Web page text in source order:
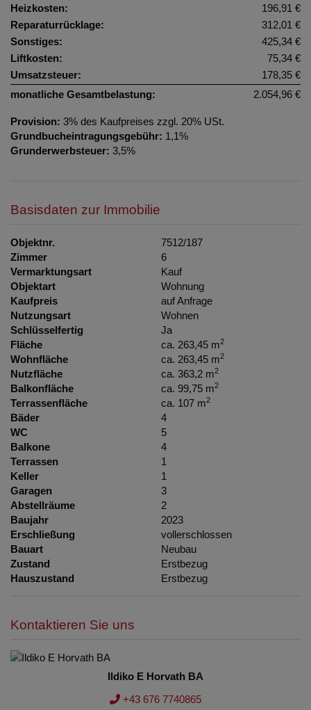
Heizkosten:
196,91 €
Reparaturrücklage:
312,01 €
Sonstiges:
425,34 €
Liftkosten:
75,34 €
Umsatzsteuer:
178,35 €
monatliche Gesamtbelastung:
2.054,96 €
Provision: 3% des Kaufpreises zzgl. 20% USt.
Grundbucheintragungsgebühr: 1,1%
Grunderwerbsteuer: 3,5%
Basisdaten zur Immobilie
Objektnr.
7512/187
Zimmer
6
Vermarktungsart
Kauf
Objektart
Wohnung
Kaufpreis
auf Anfrage
Nutzungsart
Wohnen
Schlüsselfertig
Ja
Fläche
ca. 263,45 m2
Wohnfläche ca. 263,45 m2
Nutzfläche ca. 363,2 m2
Balkonfläche ca. 99,75 m2
Terrassenfläche ca. 107 m2
Bäder
4
WC
5
Balkone
4
Terrassen
1
Keller
1
Garagen
3
Abstellräume
2
Baujahr
2023
Erschließung
vollerschlossen
Bauart
Neubau
Zustand
Erstbezug
Hauszustand
Erstbezug
Kontaktieren Sie uns
Ildiko E Horvath BA
+43 676 7740865